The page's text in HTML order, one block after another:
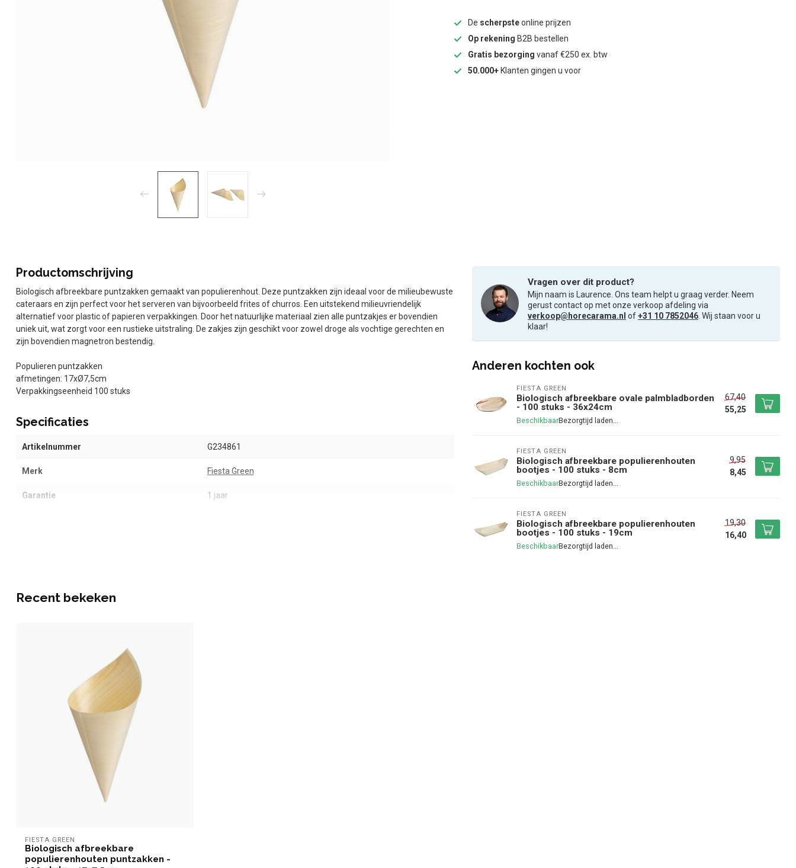
De scherpsteonline prijzen
Op rekening B2B bestellen
Gratis bezorging vanaf €250 ex. btw
50.000+ Klanten gingen u voor
Productomschrijving
Biologisch afbreekbare puntzakken gemaakt van populierenhout. Deze puntzakken zijn ideaal voor de milieubewuste
cateraars en zijn perfect voor het serveren van bijvoorbeeld frites of churros. Een uitstekend milieuvriendelijk
alternatief voor plastic of papieren verpakkingen. Door het natuurlijke materiaal zien alle puntzakjes er bovendien
uniek uit, wat zorgt voor een rustieke uitstraling. De zakjes zijn geschikt voor zowel droge als vochtige gerechten en
zijn bovendien magnetron bestendig.
Populieren puntzakken
afmetingen: 17xØ7,5cm
Verpakkingseenheid 100 stuks
Specificaties
Artikelnummer G234861
Merk Fiesta Green
Garantie 1 jaar
Vragen over dit product?
Mijn naam is Laurence. Ons team helpt u graag verder. Neem
gerust contact op met onze verkoop afdeling via
verkoop@horecarama.nl of+31 10 7852046 . Wij staan voor u
klaar!
Anderen kochten ook
FIESTA GREEN
Biologisch afbreekbare ovale palmbladborden
- 100 stuks - 36x24cm
Beschikbaar
67,40
55,25
FIESTA GREEN
Biologisch afbreekbare populierenhouten
bootjes - 100 stuks - 8cm
Beschikbaar
9,95
8,45
FIESTA GREEN
Biologisch afbreekbare populierenhouten
bootjes - 100 stuks - 19cm
Beschikbaar
19,30
16,40
Recent bekeken
FIESTA GREEN
Biologisch afbreekbare
populierenhouten puntzakken -